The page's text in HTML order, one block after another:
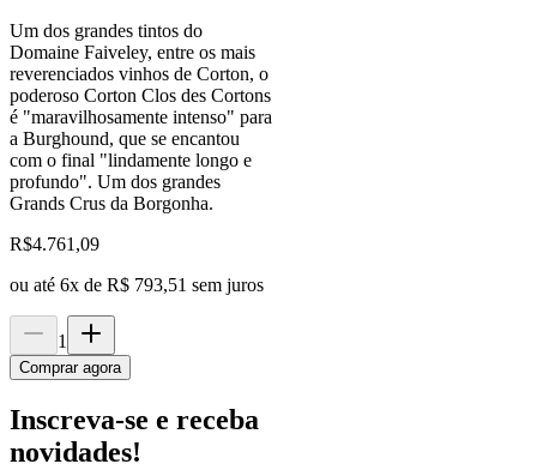
Um dos grandes tintos do
Domaine Faiveley, entre os mais
reverenciados vinhos de Corton, o
poderoso Corton Clos des Cortons
é "maravilhosamente intenso" para
a Burghound, que se encantou
com o final "lindamente longo e
profundo". Um dos grandes
Grands Crus da Borgonha.
R$4.761,09
ou até 6x de R$ 793,51 sem juros
1
Comprar agora
Inscreva-se e receba
novidades!